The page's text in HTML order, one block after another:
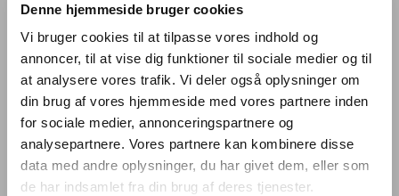
Denne hjemmeside bruger cookies
Vi bruger cookies til at tilpasse vores indhold og
annoncer, til at vise dig funktioner til sociale medier og til
at analysere vores trafik. Vi deler også oplysninger om
din brug af vores hjemmeside med vores partnere inden
for sociale medier, annonceringspartnere og
analysepartnere. Vores partnere kan kombinere disse
data med andre oplysninger, du har givet dem, eller som
de har indsamlet fra din brug af deres tjenester.
Seneste nyt
International laboratoriesammenligning vedr.
måling af TLM/flimmer fra LED-produkter
Stort dansk aftryk på international
laboratoriesammenligning
Dynamisk belysning skal styrke trivsel og